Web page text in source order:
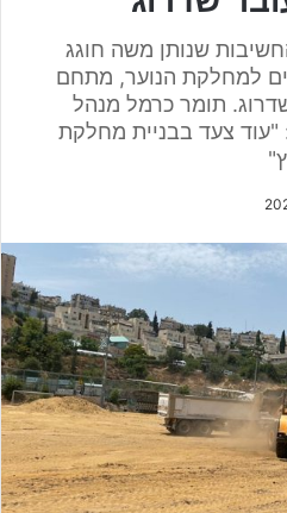
שנותן משה חוגג
למחלקת הנוער, מתחם
תומר כרמל מנהל
צעד בבניית מחלקת